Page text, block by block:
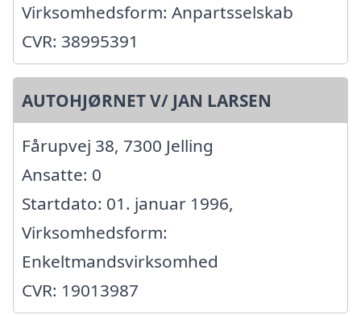
Virksomhedsform: Anpartsselskab
CVR: 38995391
AUTOHJØRNET V/ JAN LARSEN
Fårupvej 38, 7300 Jelling
Ansatte: 0
Startdato: 01. januar 1996,
Virksomhedsform:
Enkeltmandsvirksomhed
CVR: 19013987